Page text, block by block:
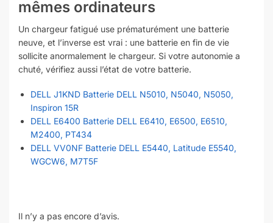
mêmes ordinateurs
Un chargeur fatigué use prématurément une batterie
neuve, et l’inverse est vrai : une batterie en fin de vie
sollicite anormalement le chargeur. Si votre autonomie a
chuté, vérifiez aussi l’état de votre batterie.
DELL J1KND Batterie DELL N5010, N5040, N5050,
Inspiron 15R
DELL E6400 Batterie DELL E6410, E6500, E6510,
M2400, PT434
DELL VV0NF Batterie DELL E5440, Latitude E5540,
WGCW6, M7T5F
Il n’y a pas encore d’avis.